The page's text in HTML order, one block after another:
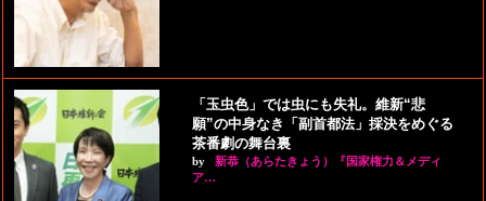
「玉虫色」では虫にも失礼。維新“悲
願”の中身なき「副首都法」採決をめぐる
茶番劇の舞台裏
by
新恭（あらたきょう）『国家権力＆メディ
ア…